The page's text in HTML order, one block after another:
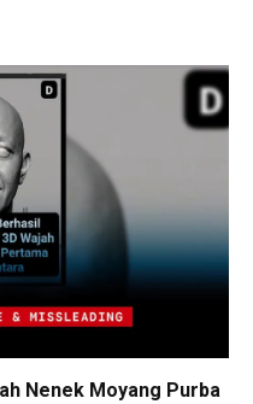
Nenek Moyang Purba